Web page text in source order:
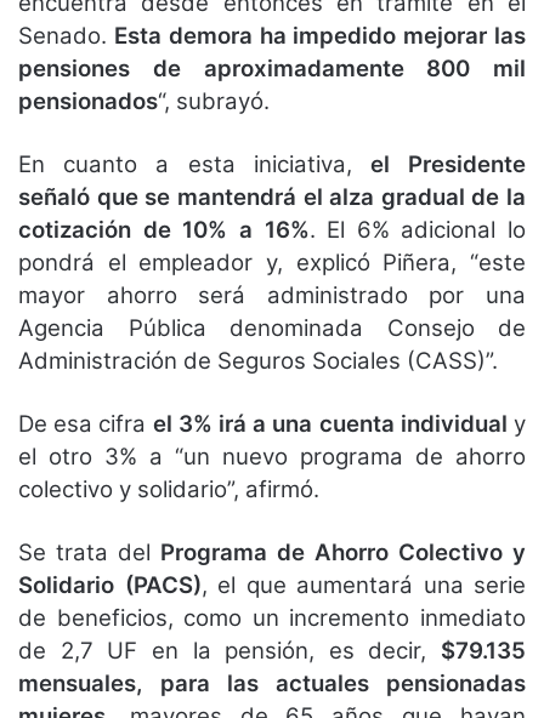
Senado. Esta demora ha impedido mejorar las
pensiones de aproximadamente 800 mil
pensionados“, subrayó.
En cuanto a esta iniciativa, el Presidente
señaló que se mantendrá el alza gradual de la
cotización de 10% a 16%. El 6% adicional lo
pondrá el empleador y, explicó Piñera, “este
mayor ahorro será administrado por una
Agencia Pública denominada Consejo de
Administración de Seguros Sociales (CASS)”.
De esa cifra el 3% irá a una cuenta individual y
el otro 3% a “un nuevo programa de ahorro
colectivo y solidario”, afirmó.
Se trata del Programa de Ahorro Colectivo y
Solidario (PACS), el que aumentará una serie
de beneficios, como un incremento inmediato
de 2,7 UF en la pensión, es decir, $79.135
mensuales, para las actuales pensionadas